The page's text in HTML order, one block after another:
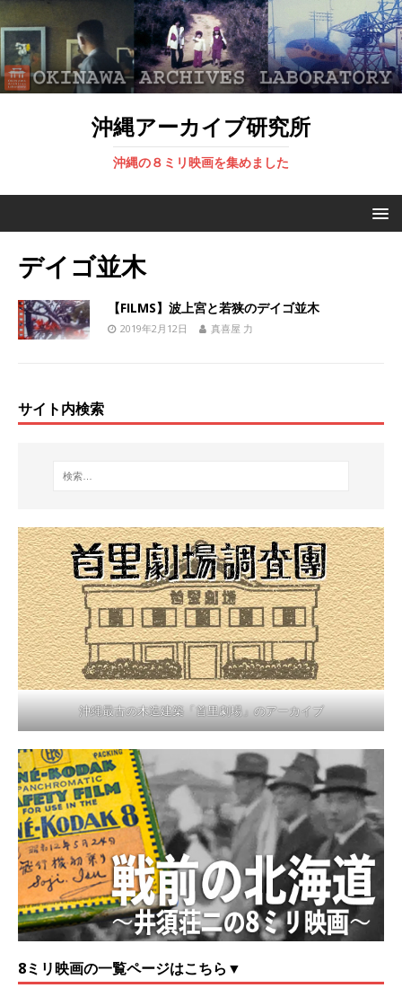
沖縄アーカイブ研究所
沖縄の８ミリ映画を集めました
デイゴ並木
【FILMS】波上宮と若狭のデイゴ並木
2019年2月12日 真喜屋 力
サイト内検索
沖縄最古の木造建築「首里劇場」のアーカイブ
8ミリ映画の一覧ページはこちら▼